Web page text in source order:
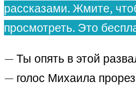
рассказами. Жмите,
просмотреть. Это
— Ты опять в этой
— голос Михаила